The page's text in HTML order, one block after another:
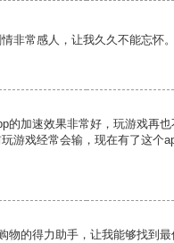
非常感人，让我久久不能忘怀。
的加速效果非常好，玩游戏再
游戏经常会输，现在有了这个
物的得力助手，让我能够找到